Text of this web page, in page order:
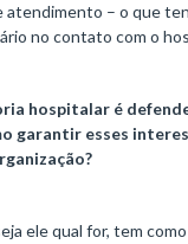
atendimento – o que
no contato com o
hospitalar é
garantir esses
ele qual for, tem